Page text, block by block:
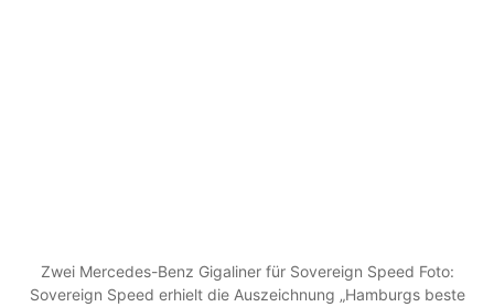
Zwei Mercedes-Benz Gigaliner für Sovereign Speed Foto:
Sovereign Speed erhielt die Auszeichnung „Hamburgs beste